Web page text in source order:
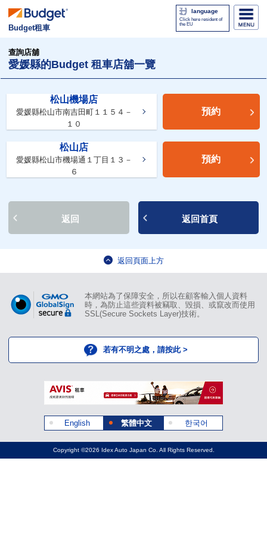
Budget租車
language
Click here resident of
the EU
查詢店舖
愛媛縣的Budget 租車店舖一覽
松山機場店
愛媛縣松山市南吉田町１１５４－
１０
預約
松山店
愛媛縣松山市機場通１丁目１３－
６
預約
返回 返回首頁
返回頁面上方
本網站為了保障安全，所以在顧客輸入個人資料
時，為防止這些資料被竊取、毀損、或竄改而使用
SSL(Secure Sockets Layer)技術。
若有不明之處，請按此 >
English 繁體中文 한국어
Copyright ©2026 Idex Auto Japan Co. All Rights Reserved.